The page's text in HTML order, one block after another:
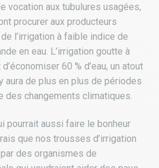
vocation aux tubulures usagées,
procurer aux producteurs
l’irrigation à faible indice de
en eau. L’irrigation goutte à
60 % d’eau, un atout
aura de plus en plus de périodes
des changements climatiques.
pourrait aussi faire le bonheur
que nos trousses d’irrigation
des organismes de